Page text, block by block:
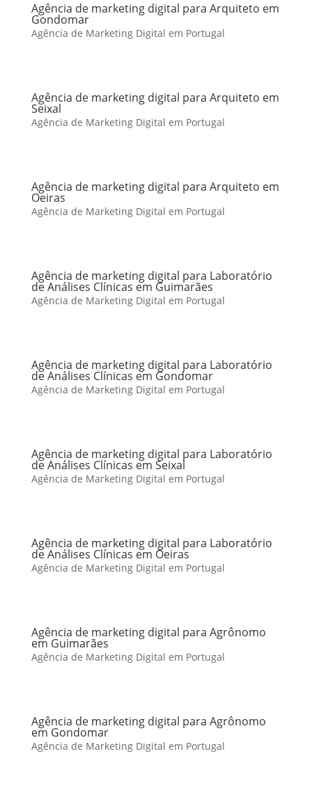
Agência de marketing digital para Arquiteto em
Gondomar
Agência de Marketing Digital em Portugal
Agência de marketing digital para Arquiteto em
Seixal
Agência de Marketing Digital em Portugal
Agência de marketing digital para Arquiteto em
Oeiras
Agência de Marketing Digital em Portugal
Agência de marketing digital para Laboratório
de Análises Clínicas em Guimarães
Agência de Marketing Digital em Portugal
Agência de marketing digital para Laboratório
de Análises Clínicas em Gondomar
Agência de Marketing Digital em Portugal
Agência de marketing digital para Laboratório
de Análises Clínicas em Seixal
Agência de Marketing Digital em Portugal
Agência de marketing digital para Laboratório
de Análises Clínicas em Oeiras
Agência de Marketing Digital em Portugal
Agência de marketing digital para Agrônomo
em Guimarães
Agência de Marketing Digital em Portugal
Agência de marketing digital para Agrônomo
em Gondomar
Agência de Marketing Digital em Portugal